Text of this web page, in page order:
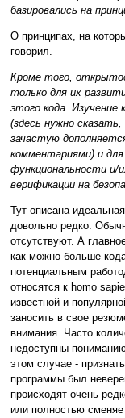
базировались на
О принципах, на
говорил.
Кроме того,
только для их
этого кода. Изучение
(здесь нужно
зачастую
комментариями) и
функциональности и/
верификации на
Тут описана
довольно редко.
отсутствуют. А
как можно больше
потенциальным
относятся к homo
известной и
заносить в свое
внимания. Часто
недоступны
этом случае -
программы был
происходят очень
или полностью